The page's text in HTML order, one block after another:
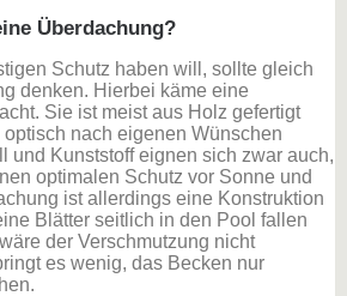
Überdachung?
Schutz haben will, sollte gleich
denken. Hierbei käme eine
Sie ist meist aus Holz gefertigt
nach eigenen Wünschen
und Kunststoff eignen sich zwar auch,
optimalen Schutz vor Sonne und
ist allerdings eine Konstruktion
Blätter seitlich in den Pool fallen
der Verschmutzung nicht
es wenig, das Becken nur